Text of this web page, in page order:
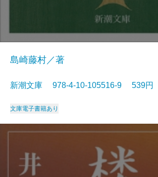
島崎藤村／著
新潮文庫 978-4-10-105516-9 539円
文庫電子書籍あり